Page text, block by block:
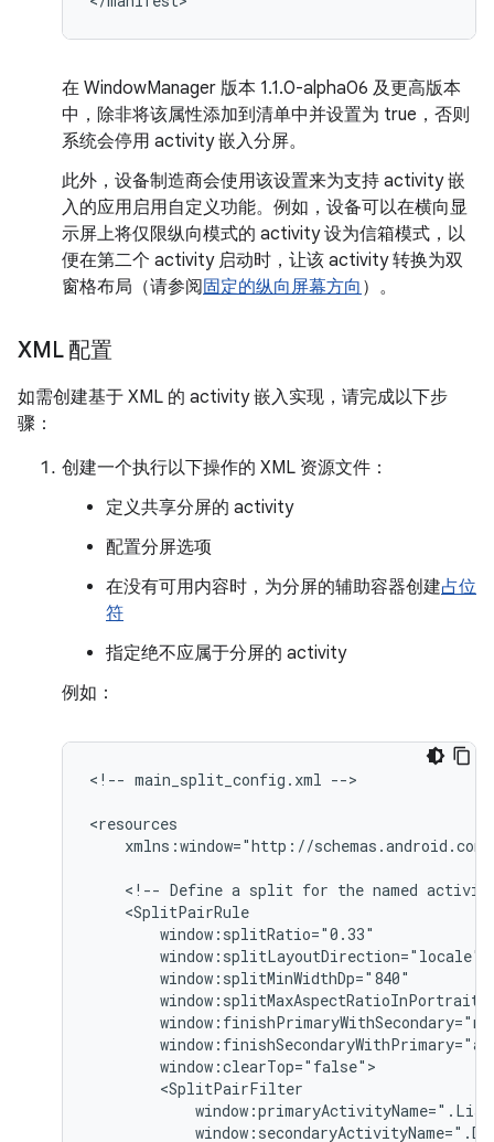
在 WindowManager 版本 1.1.0-alpha06 及更高版本
中，除非将该属性添加到清单中并设置为 true，否则
系统会停用 activity 嵌入分屏。
此外，设备制造商会使用该设置来为支持 activity 嵌
入的应用启用自定义功能。例如，设备可以在横向显
示屏上将仅限纵向模式的 activity 设为信箱模式，以
便在第二个 activity 启动时，让该 activity 转换为双
窗格布局（请参阅固定的纵向屏幕方向 ）。
XML 配置
如需创建基于 XML 的 activity 嵌入实现，请完成以下步
骤：
创建一个执行以下操作的 XML 资源文件：
定义共享分屏的 activity
配置分屏选项
在没有可用内容时，为分屏的辅助容器创建占位
符
指定绝不应属于分屏的 activity
例如：
<!-- main_split_config.xml -->
xmlns:window="http://
<!-- Define a split for the named